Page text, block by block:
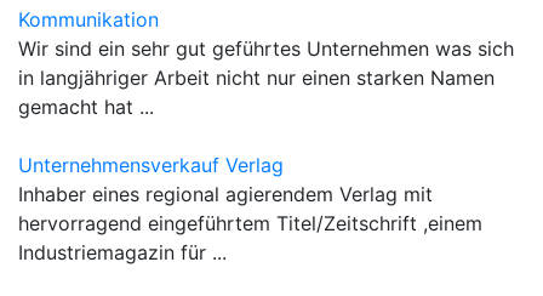
Kommunikation
Wir sind ein sehr gut geführtes Unternehmen was sich
in langjähriger Arbeit nicht nur einen starken Namen
gemacht hat ...
Unternehmensverkauf Verlag
Inhaber eines regional agierendem Verlag mit
hervorragend eingeführtem Titel/Zeitschrift ,einem
Industriemagazin für ...